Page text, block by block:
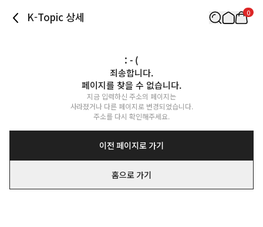
K-Topic 상세 0
: - (
죄송합니다.
페이지를 찾을 수 없습니다.
지금 입력하신 주소의 페이지는
사라졌거나 다른 페이지로 변경되었습니다.
주소를 다시 확인해주세요.
이전 페이지로 가기
홈으로 가기